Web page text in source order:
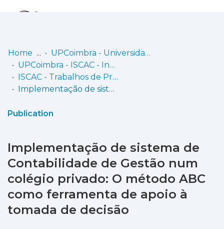
Communities
& Collections
Statistics
Home
UPCoimbra - Universidade Politécnica de Coimbra
UPCoimbra - ISCAC - Instituto Superior de Contabilidade e Administração de Coimbra
ISCAC - Trabalhos de Projeto | Relatórios de Estágio
Implementação de sistema de Contabilidade de Gestão num colégio privado: O método ABC como ferramenta de apoio à tomada de decisão
Publication
Implementação de sistema de
Contabilidade de Gestão num
colégio privado: O método ABC
como ferramenta de apoio à
tomada de decisão